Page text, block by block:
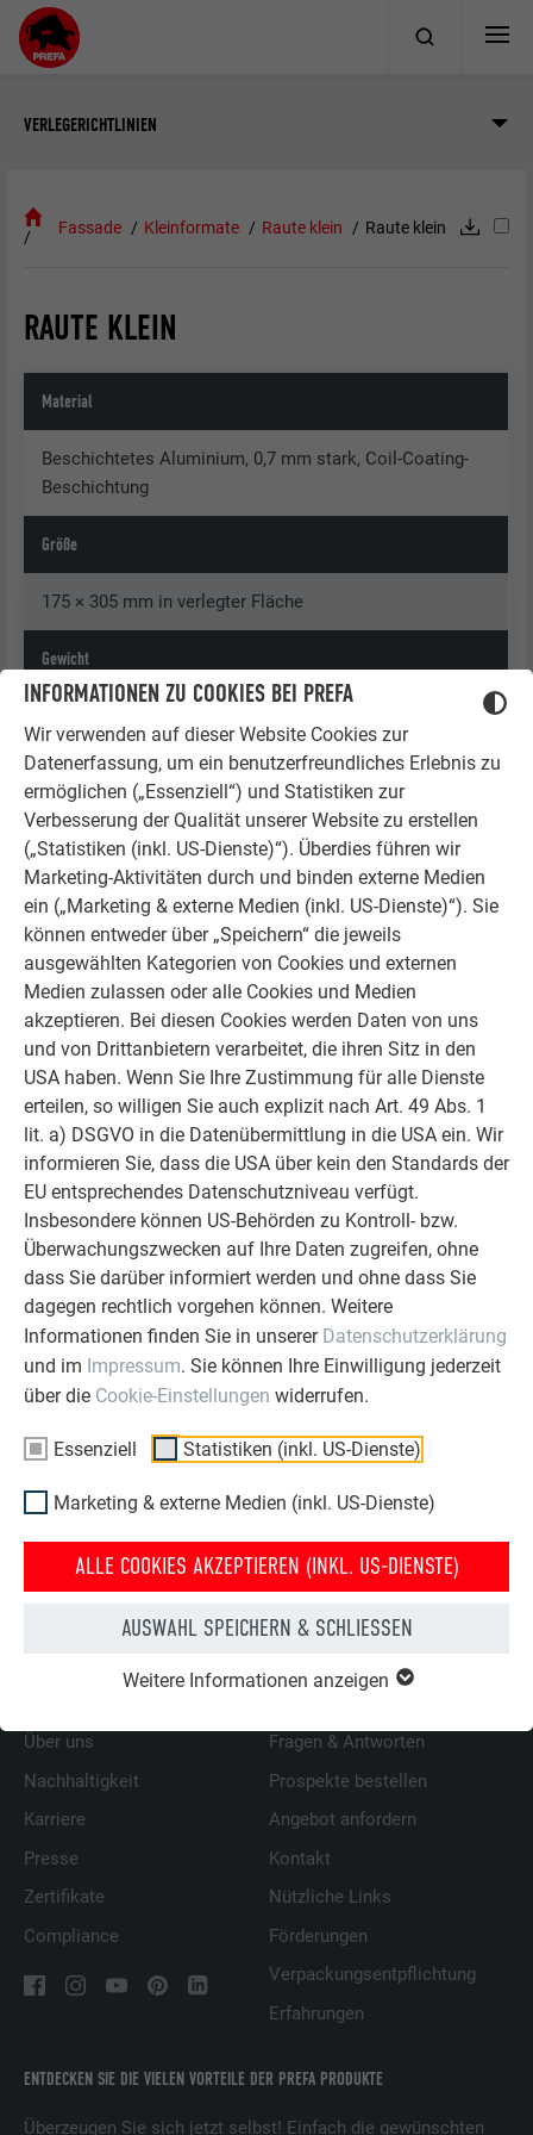
INFORMATIONEN ZU COOKIES BEI PREFA
Wir verwenden auf dieser Website Cookies zur
Datenerfassung, um ein benutzerfreundliches Erlebnis zu
ermöglichen („Essenziell“) und Statistiken zur
Verbesserung der Qualität unserer Website zu erstellen
(„Statistiken (inkl. US-Dienste)“). Überdies führen wir
Marketing-Aktivitäten durch und binden externe Medien
ein („Marketing & externe Medien (inkl. US-Dienste)“). Sie
können entweder über „Speichern“ die jeweils
ausgewählten Kategorien von Cookies und externen
Medien zulassen oder alle Cookies und Medien
akzeptieren. Bei diesen Cookies werden Daten von uns
und von Drittanbietern verarbeitet, die ihren Sitz in den
USA haben. Wenn Sie Ihre Zustimmung für alle Dienste
erteilen, so willigen Sie auch explizit nach Art. 49 Abs. 1
lit. a) DSGVO in die Datenübermittlung in die USA ein. Wir
informieren Sie, dass die USA über kein den Standards der
EU entsprechendes Datenschutzniveau verfügt.
Insbesondere können US-Behörden zu Kontroll- bzw.
Überwachungszwecken auf Ihre Daten zugreifen, ohne
dass Sie darüber informiert werden und ohne dass Sie
dagegen rechtlich vorgehen können. Weitere
Informationen finden Sie in unserer Datenschutzerklärung
und im Impressum. Sie können Ihre Einwilligung jederzeit
über die Cookie-Einstellungen widerrufen.
Essenziell Statistiken (inkl. US-Dienste)
Marketing & externe Medien (inkl. US-Dienste)
ALLE COOKIES AKZEPTIEREN (INKL. US-DIENSTE)
AUSWAHL SPEICHERN & SCHLIESSEN
Weitere Informationen anzeigen
VERLEGERICHTLINIEN
Fassade Kleinformate Raute klein Raute klein
RAUTE KLEIN
Material
Beschichtetes Aluminium, 0,7 mm stark, Coil-Coating-
Beschichtung
Größe
175 × 305 mm in verlegter Fläche
Gewicht
Unterkonstruktion
Siehe Kapitel „Allgemeine Informationen“
Basisbefestigung
Direkt, 1 Stk. Rillennagel 2,8/25 pro Raute klein
= 43 Stk. Rillennägel 2,8/25 pro m²
ZURÜCK WEITER
ENTDECKEN SIE DIE VIELEN VORTEILE DER PREFA PRODUKTE
Überzeugen Sie sich jetzt selbst! Einfach die gewünschten
Über uns
Nachhaltigkeit
Karriere
Presse
Zertifikate
Compliance
WIR HELFEN IHNEN
Fragen & Antworten
Prospekte bestellen
Angebot anfordern
Kontakt
Nützliche Links
Förderungen
Verpackungsentpflichtung
Erfahrungen